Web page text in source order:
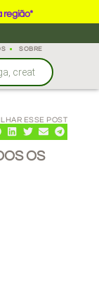
região*
SOBRE
ESSE POST
OS